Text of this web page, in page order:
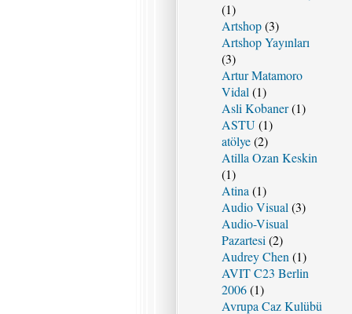
(1)
Artshop(3)
Artshop Yayınları
(3)
Artur Matamoro
Vidal (1)
Asli Kobaner(1)
ASTU (1)
atölye(2)
Atilla Ozan Keskin
(1)
Atina (1)
Audio Visual (3)
Audio-Visual
Pazartesi (2)
Audrey Chen (1)
AVIT C23 Berlin
2006(1)
Avrupa Caz Kulübü